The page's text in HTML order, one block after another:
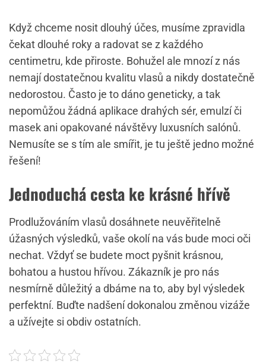
Když chceme nosit dlouhý účes, musíme zpravidla
čekat dlouhé roky a radovat se z každého
centimetru, kde přiroste. Bohužel ale mnozí z nás
nemají dostatečnou kvalitu vlasů a nikdy dostatečně
nedorostou. Často je to dáno geneticky, a tak
nepomůžou žádná aplikace drahých sér, emulzí či
masek ani opakované návštěvy luxusních salónů.
Nemusíte se s tím ale smířit, je tu ještě jedno možné
řešení!
Jednoduchá cesta ke krásné hřívě
Prodlužováním vlasů dosáhnete neuvěřitelně
úžasných výsledků, vaše okolí na vás bude moci oči
nechat. Vždyť se budete moct pyšnit krásnou,
bohatou a hustou hřívou. Zákazník je pro nás
nesmírně důležitý a dbáme na to, aby byl výsledek
perfektní. Buďte nadšení dokonalou změnou vizáže
a užívejte si obdiv ostatních.